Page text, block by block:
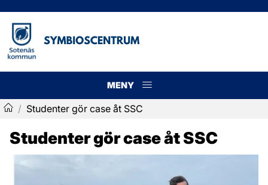
MENY
Meny
/ Studenter gör case åt SSC
Studenter gör case åt SSC